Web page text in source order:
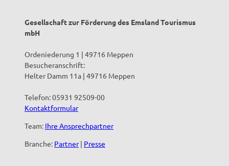
Gesellschaft zur Förderung des Emsland Tourismus
mbH
Ordeniederung 1 | 49716 Meppen
Besucheranschrift:
Helter Damm 11a | 49716 Meppen
Telefon: 05931 92509-00
Kontaktformular
Team: Ihre Ansprechpartner
Branche: Partner| Presse